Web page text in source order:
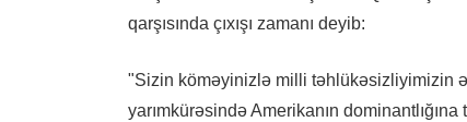
qarşısında çıxışı zamanı deyib:
"Sizin köməyinizlə milli təhlükəsizliyimizin
yarımkürəsində Amerikanın